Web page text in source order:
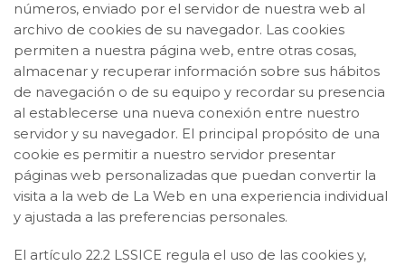
números, enviado por el servidor de nuestra web al
archivo de cookies de su navegador. Las cookies
permiten a nuestra página web, entre otras cosas,
almacenar y recuperar información sobre sus hábitos
de navegación o de su equipo y recordar su presencia
al establecerse una nueva conexión entre nuestro
servidor y su navegador. El principal propósito de una
cookie es permitir a nuestro servidor presentar
páginas web personalizadas que puedan convertir la
visita a la web de La Web en una experiencia individual
y ajustada a las preferencias personales.
El artículo 22.2 LSSICE regula el uso de las cookies y,